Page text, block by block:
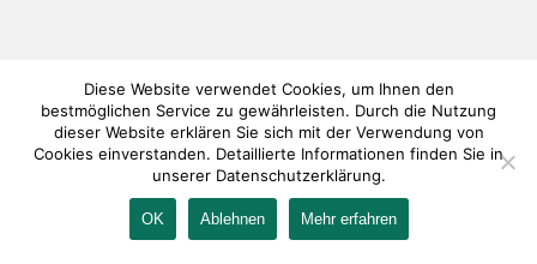
IMPRESSUM KONTAKT AGB DATENSCHUTZ
Diese Website verwendet Cookies, um Ihnen den
bestmöglichen Service zu gewährleisten. Durch die Nutzung
dieser Website erklären Sie sich mit der Verwendung von
Cookies einverstanden. Detaillierte Informationen finden Sie in
unserer Datenschutzerklärung.
OK Ablehnen Mehr erfahren